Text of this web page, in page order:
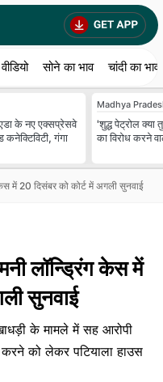
वीडियो सोने का भाव चांदी का भाव
के नए एक्सप्रेसवे
कनेक्टिविटी, गंगा
Madhya
'शुद्ध पेट्रोल क्या
का विरोध करने
में 20 दिसंबर को कोर्ट में अगली सुनवाई
लॉन्ड्रिंग केस में
सुनवाई
के मामले में सह आरोपी
को लेकर पटियाला हाउस